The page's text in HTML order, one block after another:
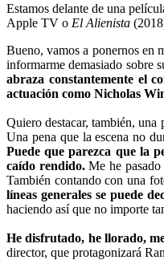
Estamos delante de una
Apple TV o El Alienista
Bueno, vamos a ponernos en
informarme demasiado sobre
abraza constantemente el
actuación como Nicholas
Quiero destacar, también, una
Una pena que la escena no
Puede que parezca que la
caído rendido.Me he pasado
También contando con una
líneas generales se puede
haciendo así que no importe
He disfrutado, he llorado,
director, que protagonizará